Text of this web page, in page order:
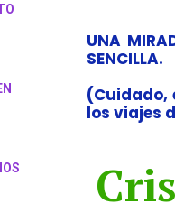
UNA
SENCILLA.
(Cuidado,
los viajes